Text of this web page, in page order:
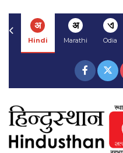
अ
Hindi
अ
Marathi
ଏ
Odia